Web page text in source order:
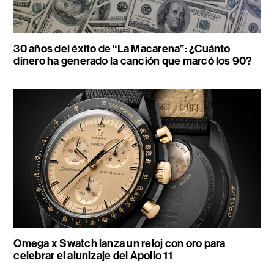
30 años del éxito de “La Macarena”: ¿Cuánto
dinero ha generado la canción que marcó los 90?
Omega x Swatch lanza un reloj con oro para
celebrar el alunizaje del Apollo 11